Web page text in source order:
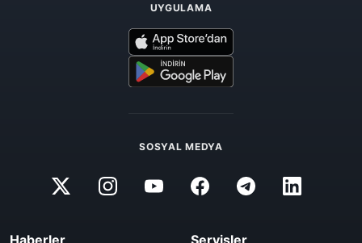
UYGULAMA
SOSYAL MEDYA
Haberler Servisler